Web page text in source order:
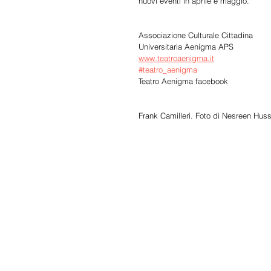
Associazione Culturale Cittadina
Universitaria Aenigma APS
www.teatroaenigma.it
#teatro_aenigma
Teatro Aenigma facebook
Frank Camilleri. Foto di Nesreen